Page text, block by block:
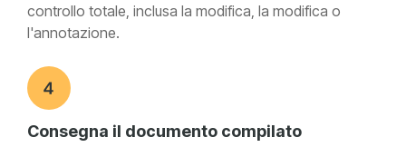
controllo totale, inclusa la modifica, la modifica o
l'annotazione.
Consegna il documento compilato